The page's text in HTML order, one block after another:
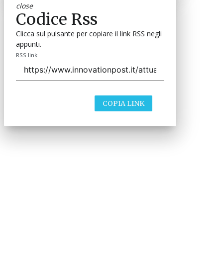
close
Codice Rss
Clicca sul pulsante per copiare il link RSS negli
appunti.
RSS link
COPIA LINK